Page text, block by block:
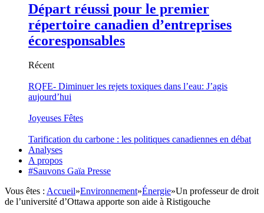
Départ réussi pour le premier
répertoire canadien d’entreprises
écoresponsables
Récent
RQFE- Diminuer les rejets toxiques dans l’eau: J’agis
aujourd’hui
Joyeuses Fêtes
Tarification du carbone : les politiques canadiennes en débat
Analyses
A propos
#Sauvons Gaïa Presse
Vous êtes : Accueil»Environnement»Énergie»Un professeur de droit
de l’université d’Ottawa apporte son aide à Ristigouche